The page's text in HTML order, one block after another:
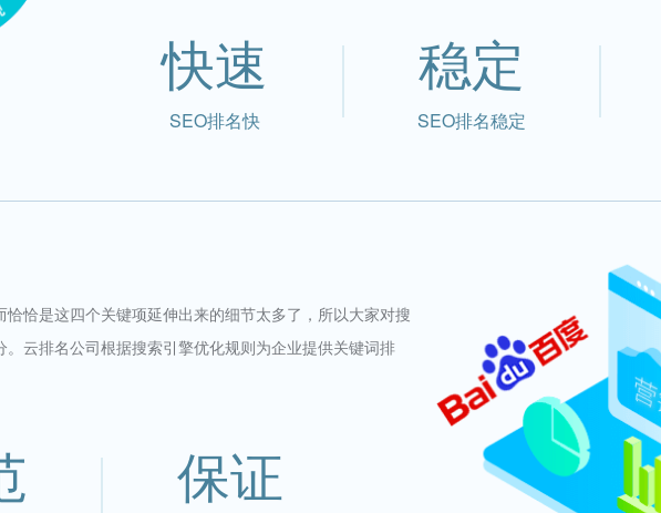
快速
SEO排名快
稳定
SEO排名稳定
恰是这四个关键项延伸出来的细节太多了，所以大家对搜
云排名公司根据搜索引擎优化规则为企业提供关键词排
保证